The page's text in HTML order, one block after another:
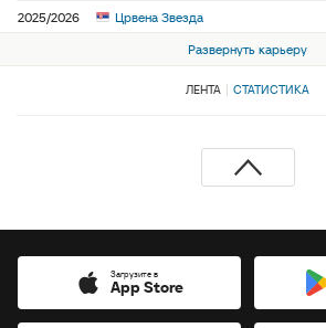
2025/2026
Црвена Звезда
Развернуть карьеру
ЛЕНТА СТАТИСТИКА
Загрузите в
App Store